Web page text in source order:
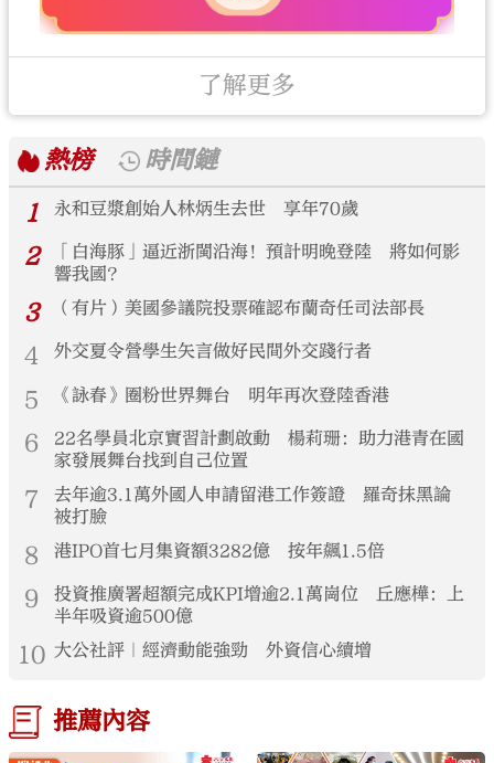
了解更多
熱榜
時間鏈
1
永和豆漿創始人林炳生去世 享年70歲
2
「白海豚」逼近浙閩沿海！預計明晚登陸 將如何影
響我國？
3 （有片）美國參議院投票確認布蘭奇任司法部長
4 外交夏令營學生矢言做好民間外交踐行者
5 《詠春》圈粉世界舞台 明年再次登陸香港
6
22名學員北京實習計劃啟動 楊莉珊：助力港青在國
家發展舞台找到自己位置
7
去年逾3.1萬外國人申請留港工作簽證 羅奇抹黑論
被打臉
8 港IPO首七月集資額3282億 按年飆1.5倍
9
投資推廣署超額完成KPI增逾2.1萬崗位 丘應樺：上
半年吸資逾500億
10 大公社評｜經濟動能強勁 外資信心續增
推薦內容